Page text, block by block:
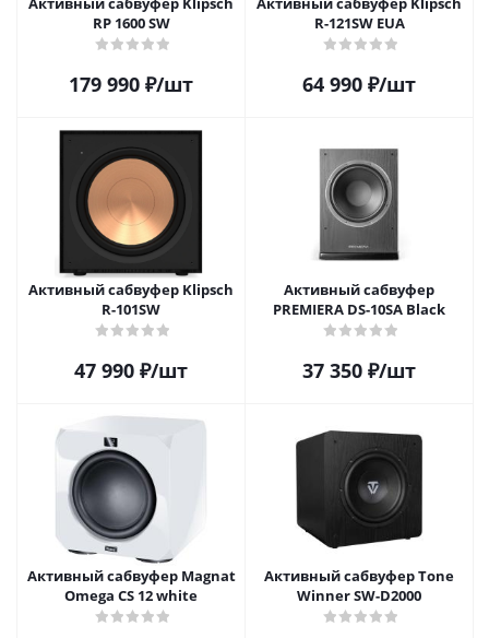
RP 1600 SW
179 990 ₽/шт
R-121SW EUA
64 990 ₽/шт
Активный сабвуфер Klipsch
R-101SW
47 990 ₽/шт
Активный сабвуфер
PREMIERA DS-10SA Black
37 350 ₽/шт
Активный сабвуфер Magnat
Omega CS 12 white
Активный сабвуфер Tone
Winner SW-D2000